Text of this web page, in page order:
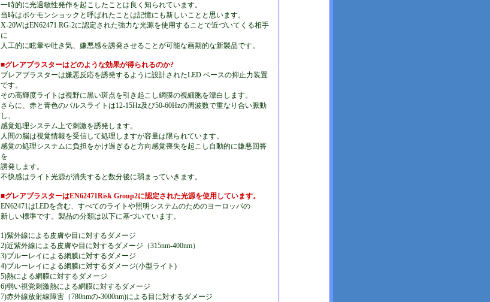
一時的に光過敏性発作を起こしたことは良く知られています。
当時はポケモンショックと呼ばれたことは記憶にも新しいことと思います。
X-20WはEN62471 RG-2に認定された強力な光源を使用することで近づいてくる相手
に
人工的に眩暈や吐き気、嫌悪感を誘発させることが可能な画期的な新製品です。
■グレアブラスターはどのような効果が得られるのか?
ブレアブラスターは嫌悪反応を誘発するように設計されたLED ベースの抑止力装置
です。
その高輝度ライトは視野に黒い斑点を引き起こし網膜の視細胞を漂白します。
さらに、赤と青色のパルスライトは12-15Hz及び50-60Hzの周波数で重なり合い脈動
し、
感覚処理システム上で刺激を誘発します。
人間の脳は視覚情報を受信して処理しますが容量は限られています。
感覚の処理システムに負担をかけ過ぎると方向感覚喪失を起こし自動的に嫌悪回答
を
誘発します。
不快感はライト光源が消失すると数分後に弱まっていきます。
■グレアブラスターはEN62471Risk Group2に認定された光源を使用しています。
EN62471はLEDを含む、すべてのライトや照明システムのためのヨーロッパの
新しい標準です。製品の分類は以下に基づいています。
1)紫外線による皮膚や目に対するダメージ
2)近紫外線による皮膚や目に対するダメージ（315nm-400nm）
3)ブルーレイによる網膜に対するダメージ
4)ブルーレイによる網膜に対するダメージ(小型ライト)
5)熱による網膜に対するダメージ
6)弱い視覚刺激熱による網膜に対するダメージ
7)赤外線放射線障害（780nmの-3000nm)による目に対するダメージ